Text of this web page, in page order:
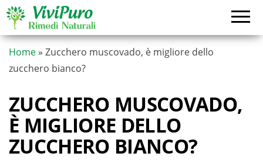
Vai
contenuto
Home » Zucchero muscovado, è migliore dello
zucchero bianco?
ZUCCHERO MUSCOVADO,
È MIGLIORE DELLO
ZUCCHERO BIANCO?